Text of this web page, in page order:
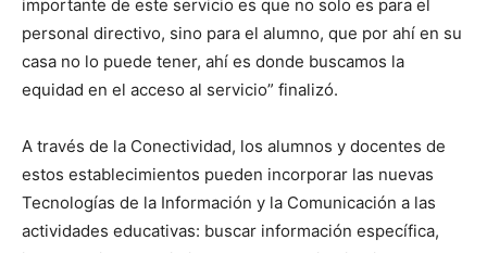
importante de este servicio es que no solo es para el
personal directivo, sino para el alumno, que por ahí en su
casa no lo puede tener, ahí es donde buscamos la
equidad en el acceso al servicio” finalizó.
A través de la Conectividad, los alumnos y docentes de
estos establecimientos pueden incorporar las nuevas
Tecnologías de la Información y la Comunicación a las
actividades educativas: buscar información específica,